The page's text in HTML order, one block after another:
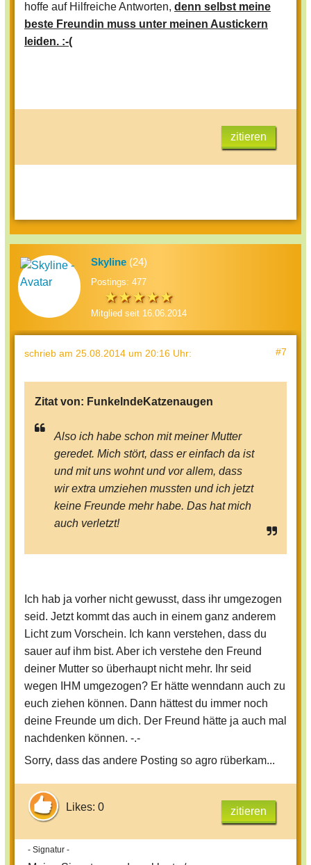
hoffe auf Hilfreiche Antworten, denn selbst meine
beste Freundin muss unter meinen Austickern
leiden. :-(
zitieren
Skyline (24)
Postings: 477
Mitglied seit 16.06.2014
schrieb am 25.08.2014 um 20:16 Uhr: #7
Zitat von: FunkelndeKatzenaugen
Also ich habe schon mit meiner Mutter
geredet. Mich stört, dass er einfach da ist
und mit uns wohnt und vor allem, dass
wir extra umziehen mussten und ich jetzt
keine Freunde mehr habe. Das hat mich
auch verletzt!
Ich hab ja vorher nicht gewusst, dass ihr umgezogen
seid. Jetzt kommt das auch in einem ganz anderem
Licht zum Vorschein. Ich kann verstehen, dass du
sauer auf ihm bist. Aber ich verstehe den Freund
deiner Mutter so überhaupt nicht mehr. Ihr seid
wegen IHM umgezogen? Er hätte wenndann auch zu
euch ziehen können. Dann hättest du immer noch
deine Freunde um dich. Der Freund hätte ja auch mal
nachdenken können. -.-
Sorry, dass das andere Posting so agro rüberkam...
Likes: 0 zitieren
- Signatur -